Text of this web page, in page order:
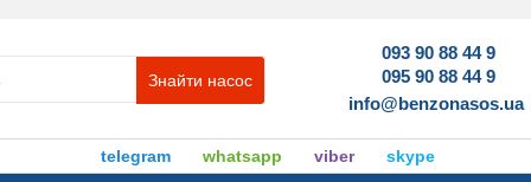
Знайти насос
093 90 88 44 9
095 90 88 44 9
info@benzonasos.ua
telegram whatsapp viber skype